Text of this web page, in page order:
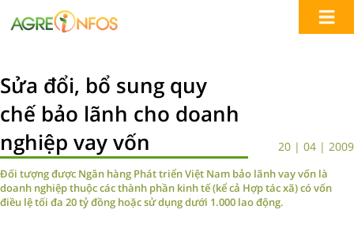
Sửa đổi, bổ sung quy
chế bảo lãnh cho doanh
nghiệp vay vốn
20 | 04 | 2009
Đối tượng được Ngân hàng Phát triển Việt Nam bảo lãnh vay vốn là
doanh nghiệp thuộc các thành phần kinh tế (kể cả Hợp tác xã) có vốn
điều lệ tối đa 20 tỷ đồng hoặc sử dụng dưới 1.000 lao động.